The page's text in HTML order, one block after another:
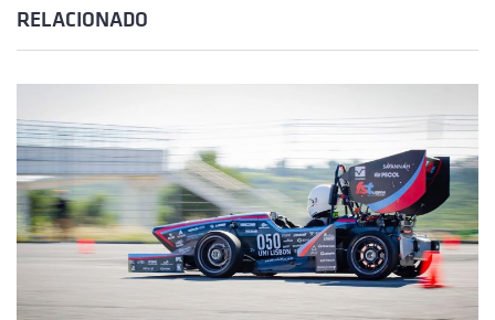
RELACIONADO